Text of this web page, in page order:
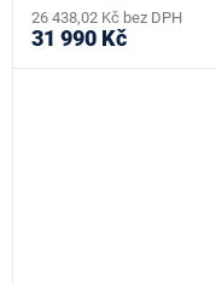
26 438,02 Kč bez DPH
31 990 Kč